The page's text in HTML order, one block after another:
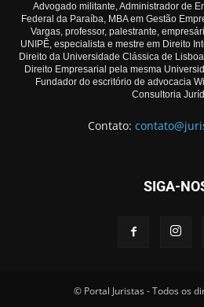
Advogado militante, Administrador de
Federal da Paraíba, MBA em Gestão
Vargas, professor, palestrante,
UNIPÊ, especialista e mestre em Direito
Direito da Universidade Clássica de
Direito Empresarial pela mesma
Fundador do escritório de advocacia
Consultoria
Contato:
SIGA-
© Portal Juristas - Todos os